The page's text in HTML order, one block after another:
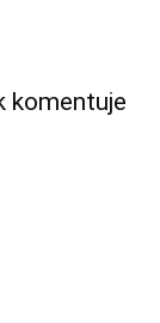
komentuje